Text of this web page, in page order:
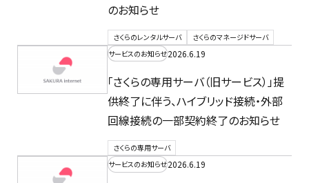
のお知らせ
さくらのレンタルサーバ
さくらのマネージドサーバ
サービスのお知らせ2026.6.19
「さくらの専用サーバ（旧サービス）」提
供終了に伴う、ハイブリッド接続・外部
回線接続の一部契約終了のお知らせ
さくらの専用サーバ
サービスのお知らせ2026.6.19